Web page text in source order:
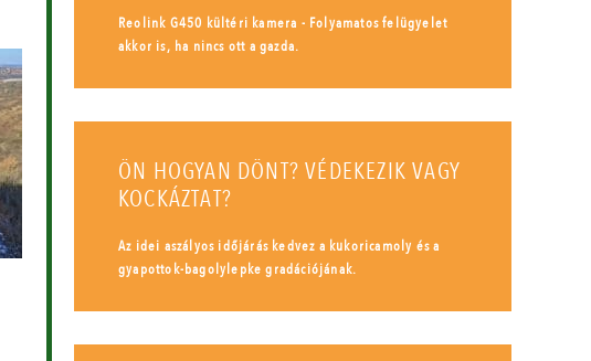
Reolink G450 kültéri kamera - Folyamatos felügyelet
akkor is, ha nincs ott a gazda.
ÖN HOGYAN DÖNT? VÉDEKEZIK VAGY
KOCKÁZTAT?
Az idei aszályos időjárás kedvez a kukoricamoly és a
gyapottok-bagolylepke gradációjának.